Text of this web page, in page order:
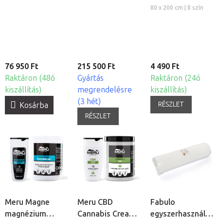
76 950 Ft
Raktáron (48ó
kiszállítás)
Kosárba
215 500 Ft
Gyártás
megrendelésre
(3 hét)
RÉSZLET
5db
80 x 200 cm | 8 szín
4 490 Ft
Raktáron (24ó
kiszállítás)
RÉSZLET
Meru Magne
magnézium
Meru CBD
Cannabis Cream
Fabulo